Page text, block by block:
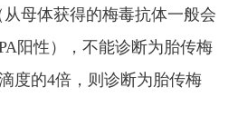
母体获得的梅毒抗体一般会
阳性），不能诊断为胎传梅
度的4倍，则诊断为胎传梅